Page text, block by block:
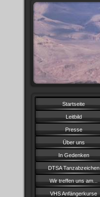
Startseite
Leitbild
Presse
Über uns
In Gedenken
DTSA Tanzabzeichen
Wir treffen uns am...
VHS Anfängerkurse